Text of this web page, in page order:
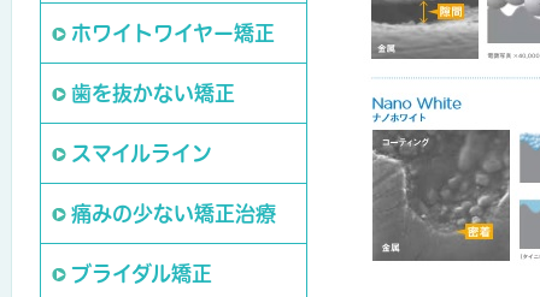
ホワイトワイヤー矯正
歯を抜かない矯正
スマイルライン
痛みの少ない矯正治療
ブライダル矯正